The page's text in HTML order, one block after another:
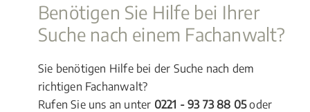
Benötigen Sie Hilfe bei Ihrer
Suche nach einem Fachanwalt?
Sie benötigen Hilfe bei der Suche nach dem
richtigen Fachanwalt?
Rufen Sie uns an unter 0221 - 93 73 88 05oder